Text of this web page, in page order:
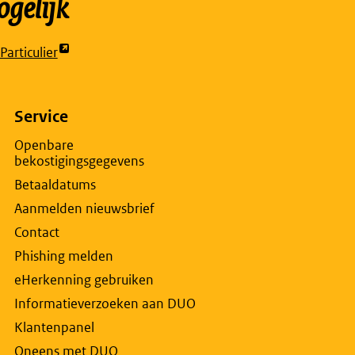
Service
Openbare
bekostigingsgegevens
Betaaldatums
Aanmelden nieuwsbrief
Contact
Phishing melden
eHerkenning gebruiken
Informatieverzoeken aan DUO
Klantenpanel
Oneens met DUO